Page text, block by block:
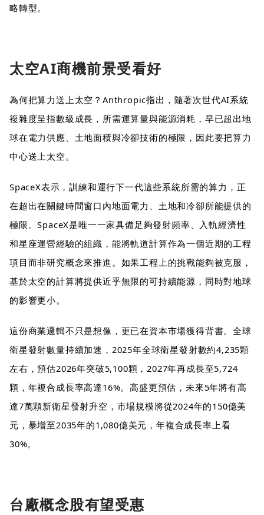
略轉型。
太空AI商機前景受看好
為何把算力送上太空？Anthropic指出，隨著次世代AI系統
複雜度呈指數級成長，所需運算量與能源消耗，早已超出地
球在電力供應、土地面積與冷卻技術的極限，因此要把算力
中心送上太空。
SpaceX表示，訓練和運行下一代這些系統所需的算力，正
在超出在關鍵時間窗口內地面電力、土地和冷卻所能提供的
極限。SpaceX是唯一一家具備足夠發射頻率、入軌經濟性
和星座運營經驗的組織，能將軌道計算作為一個近期的工程
項目而非研究概念來推進。如果工程上的挑戰能夠被克服，
基於太空的計算將提供近乎無限的可持續能源，同時對地球
的影響更小。
這份商業邏輯不只是想像，更已在資本市場獲得背書。全球
衛星發射數量持續加速，2025年全球衛星發射數約4,235顆
左右，預估2026年突破5,100顆，2027年再成長至5,724
顆，年複合成長率高達16%。高盛更預估，未來5年將有高
達7萬顆新衛星發射升空，市場規模將從2024年的150億美
元，暴增至2035年的1,080億美元，年複合成長率上看
30%。
台廠概念股有望受惠